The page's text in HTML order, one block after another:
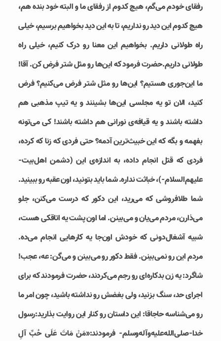
رفقای خودم می‌گم، هیچ کدوم از رفقای ما و البته خود بنده هم،
هیچ کدوم این دید رو نداریم، تا به این دید بخواهیم برسیم، خیلی
راه طولانی داریم. بخواهیم این معنا رو درک کنیم، خیلی راه
طولانی داریم.حضرت فرمود که این‌ها رو مثل شتر فرض کن. آقا!
ما این‌جوری هستیم؟ این‌ها رو مثل شتر فرض می‌کنیم؟ فرض
کنید، الان تو یه مجلسی این‌ها بشینند و یه تیپ مذهبی هم
داشته باشند و یه قیافه‌‌ی نورانی هم داشته باشند! کی می‌تونه
بفهمه و بگه که این خبیث‌ترین آدمه؟ حتی فردی که زنا که کرده،
فردی که قتل انجام داده، به اندازه‌ی این (دشمن اهل‌بیت-
علیهم‌السلام-)، خباثت نداره. شما باید بتونید، اون عقبه رو ببینید.
شما طلا‌فروشی که می‌رید، این دکور که درست می‌کنن، جلو
می‌ذارن، مردم می‌یان و می‌بینن. اما اون پشت یه اتاقکی هست،
شبیه آشغال‌دونی که خودش اون‌جا یه کارهایی انجام می‌ده.
مردم این رو نمی‌بینن. فقط دکور رو می‌بینن و می‌گن: عه، عجب!
شاگرد: یه زن بدکاره‌ای رو رجم می‌کردند، حضرت فرمودند که برای
اجرای حد، سنگ بزنید، ولی بغضش رو نداشته باشید، چون امر ما
رو می‌شناسه حاجاقا: این داستان رو کنار این روایت بذارید:رسول
خدا-صلی‌الله‌علیه‌وآله‌وسلم- فرمودند:«مَنْ مَاتَ عَلَی حُبِّ آلِ